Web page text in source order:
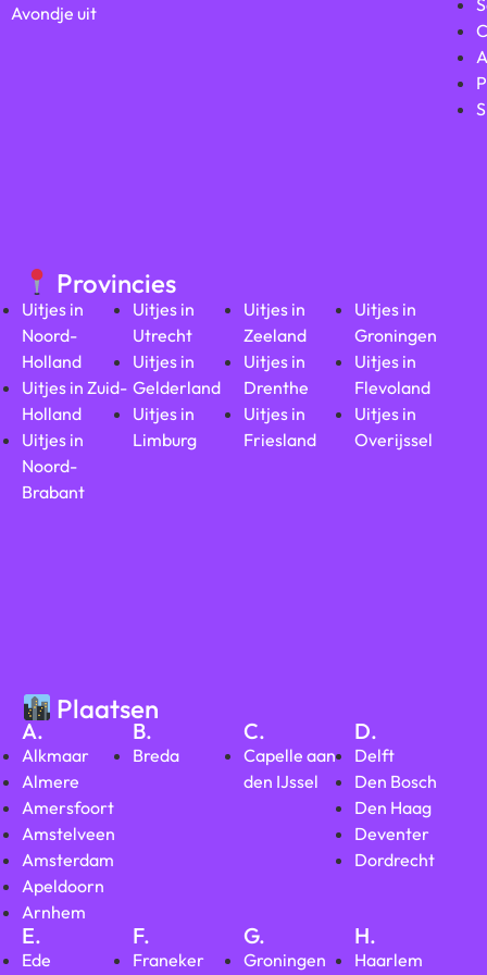
Avondje uit
Provincies
Uitjes in
Noord-
Holland
Uitjes in Zuid-
Holland
Uitjes in
Noord-
Brabant
Uitjes in
Utrecht
Uitjes in
Gelderland
Uitjes in
Limburg
Uitjes in
Zeeland
Uitjes in
Drenthe
Uitjes in
Friesland
Uitjes in
Groningen
Uitjes in
Flevoland
Uitjes in
Overijssel
Plaatsen
A.
Alkmaar
Almere
Amersfoort
Amstelveen
Amsterdam
Apeldoorn
Arnhem
B.
Breda
C.
Capelle aan
den IJssel
D.
Delft
Den Bosch
Den Haag
Deventer
Dordrecht
E.
Ede
F.
Franeker
G.
Groningen
H.
Haarlem